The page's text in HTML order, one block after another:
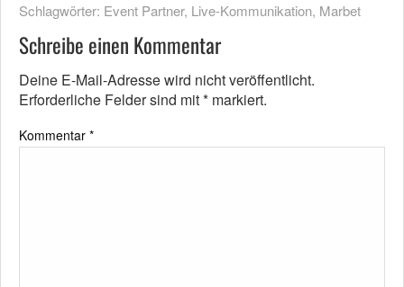
Schlagwörter: Event Partner, Live-Kommunikation, Marbet
Schreibe einen Kommentar
Deine E-Mail-Adresse wird nicht veröffentlicht.
Erforderliche Felder sind mit* markiert.
Kommentar *